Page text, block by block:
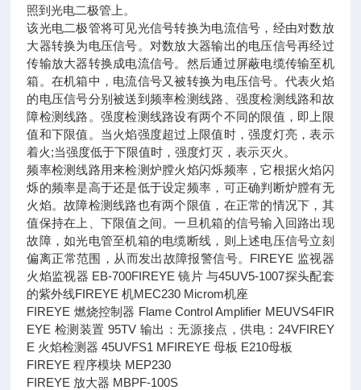
照到光电二极管上。
该光电二极管将可见光信号转换为电流信号，经由对数放
大器转换为电压信号。对数放大器输出的电压信号再经过
传输放大器转换成电流信号。然后通过屏蔽电缆传输至机
箱。在机箱中，电流信号又被转换为电压信号。代表火焰
的电压信号分别被送到频率检测线路、强度检测线路和故
障检测线路。强度检测线路设有两个不同的限值，即上限
值和下限值。当火焰强度超过上限值时，强度灯亮，表示
着火;当强度低于下限值时，强度灯灭，表示灭火。
频率检测线路用来检测炉膛火焰闪烁频率，它根据火焰闪
烁的频率是高于还是低于设定频率，可正确判断炉膛有无
火焰。故障检测线路也有两个限值，在正常的情况下，其
值保持在上、下限值之间。一旦机箱的信号输入回路出现
故障，如光电管至机箱的电缆断线，则上述电压信号立刻
偏离正常范围，从而发出故障报警信号。FIREYE 监视器
火焰监视器 EB-700FIREYE 镜片 与45UV5-1007探头配套
的紫外线FIREYE 机MEC230 Microm机座
FIREYE 燃烧控制器 Flame Control Amplifier MEUVS4FIR
EYE 检测装置 95TV 输出：无源接点，供电：24VFIREY
E 火焰检测器 45UVFS1 MFIREYE 母板 E210母板
FIREYE 程序模块 MEP230
FIREYE 放大器 MBPF-100S